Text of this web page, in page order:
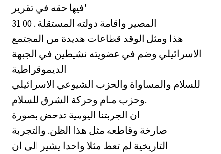
فيها حقه في تقرير'
المصير واقامة دولته المستقلة . 00 31
هذا ومثل الوقد قطاعات هديدة من المجتمع
الاسرائيلي وضم في عضويته نشيطين في الجبهة
الديموقراطية
للسلام والمساواة والحزب الشيوعي الاسرائيلي
وحزب مبام وحركة الشرق للسلام.
ان الجربتنا اليومية تدحض بصورة
صارخة وقاطعه مثل هذا الظن. والتجربة
التاريخية لم تعط مثلا واحدا يشير الى ان